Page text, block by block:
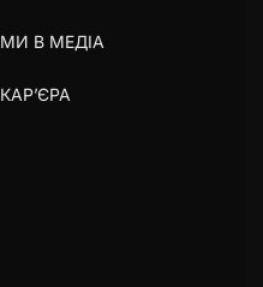
МИ В МЕДІА
КАР’ЄРА